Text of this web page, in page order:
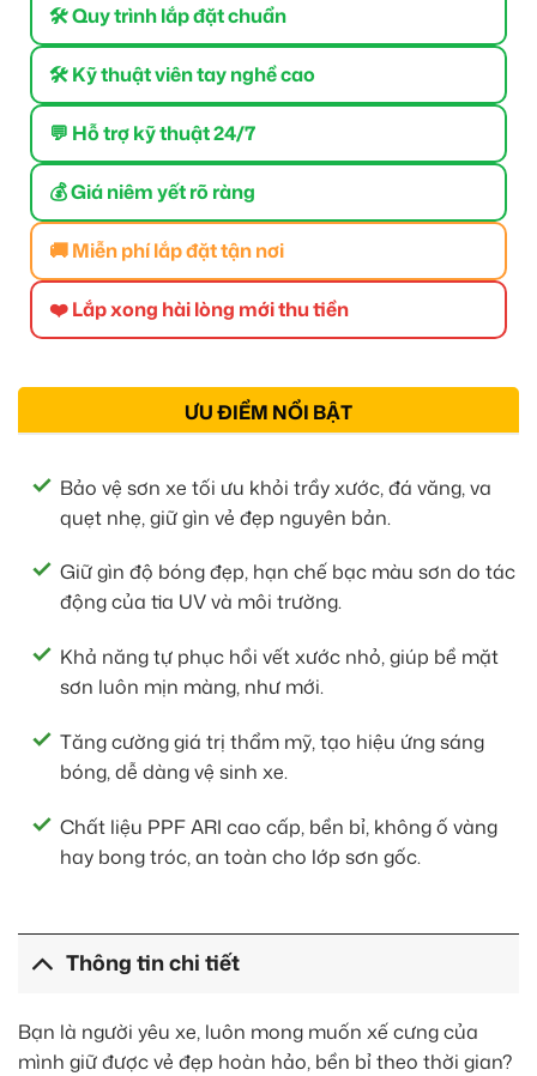
🛠 Quy trình lắp đặt chuẩn
🛠 Kỹ thuật viên tay nghề cao
💬 Hỗ trợ kỹ thuật 24/7
💰 Giá niêm yết rõ ràng
🚚 Miễn phí lắp đặt tận nơi
❤️ Lắp xong hài lòng mới thu tiền
ƯU ĐIỂM NỔI BẬT
Bảo vệ sơn xe tối ưu khỏi trầy xước, đá văng, va
quẹt nhẹ, giữ gìn vẻ đẹp nguyên bản.
Giữ gìn độ bóng đẹp, hạn chế bạc màu sơn do tác
động của tia UV và môi trường.
Khả năng tự phục hồi vết xước nhỏ, giúp bề mặt
sơn luôn mịn màng, như mới.
Tăng cường giá trị thẩm mỹ, tạo hiệu ứng sáng
bóng, dễ dàng vệ sinh xe.
Chất liệu PPF ARI cao cấp, bền bỉ, không ố vàng
hay bong tróc, an toàn cho lớp sơn gốc.
Thông tin chi tiết
Bạn là người yêu xe, luôn mong muốn xế cưng của
mình giữ được vẻ đẹp hoàn hảo, bền bỉ theo thời gian?